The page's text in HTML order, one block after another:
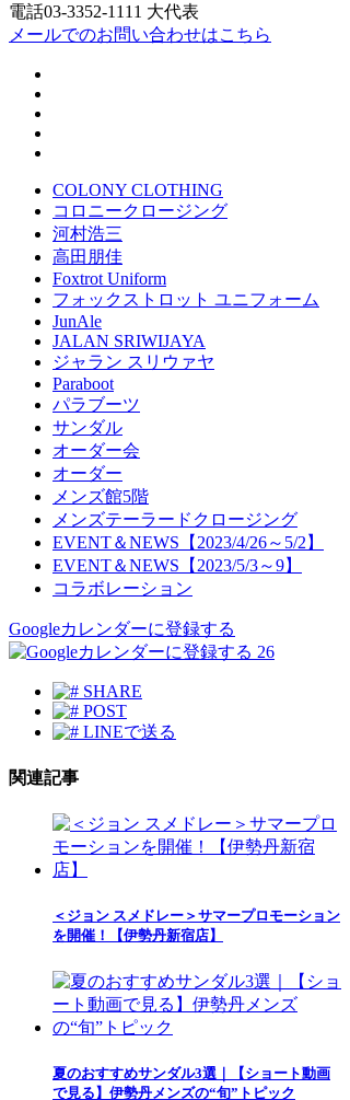
電話03-3352-1111 大代表
メールでのお問い合わせはこちら
COLONY CLOTHING
コロニークロージング
河村浩三
高田朋佳
Foxtrot Uniform
フォックストロット ユニフォーム
JunAle
JALAN SRIWIJAYA
ジャラン スリウァヤ
Paraboot
パラブーツ
サンダル
オーダー会
オーダー
メンズ館5階
メンズテーラードクロージング
EVENT＆NEWS【2023/4/26～5/2】
EVENT＆NEWS【2023/5/3～9】
コラボレーション
Googleカレンダーに登録する
26
SHARE
POST
LINEで送る
関連記事
＜ジョン スメドレー＞サマープロモーション
を開催！【伊勢丹新宿店】
夏のおすすめサンダル3選｜【ショート動画
で見る】伊勢丹メンズの“旬”トピック